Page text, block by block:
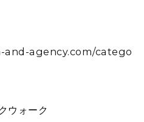
agency.com/catego
ウォーク